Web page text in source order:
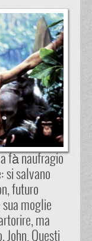
fà naufragio
si salvano
futuro
moglie
ma
Questi